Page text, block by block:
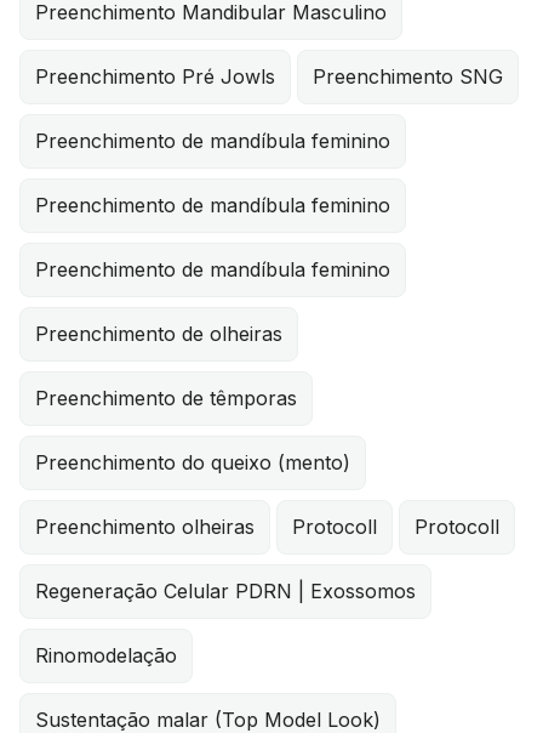
Preenchimento Mandibular Masculino
Preenchimento Pré Jowls Preenchimento SNG
Preenchimento de mandíbula feminino
Preenchimento de mandíbula feminino
Preenchimento de mandíbula feminino
Preenchimento de olheiras
Preenchimento de têmporas
Preenchimento do queixo (mento)
Preenchimento olheiras Protocoll Protocoll
Regeneração Celular PDRN | Exossomos
Rinomodelação
Sustentação malar (Top Model Look)